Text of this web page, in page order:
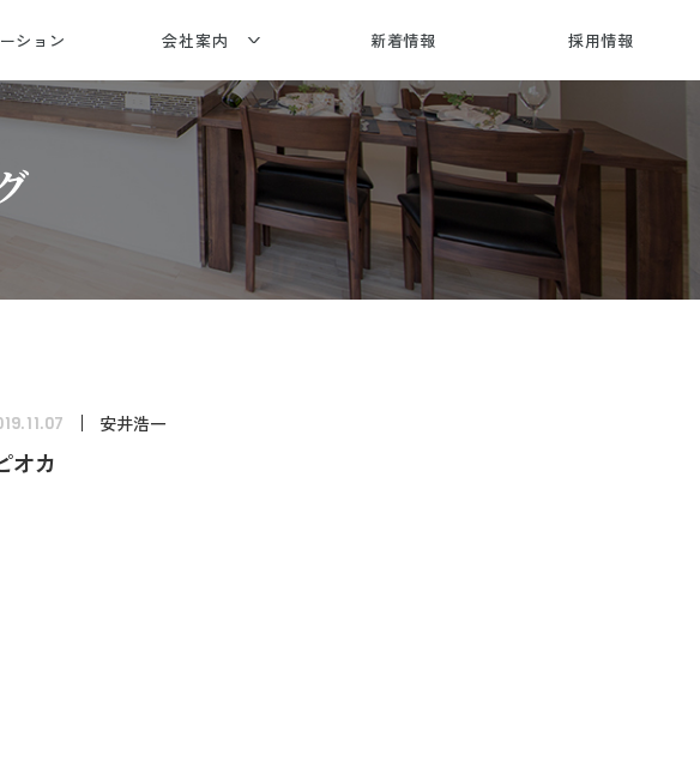
ション
会社案内
会社概要
受賞歴・メディア情報
総合建設
対応エリア
新着情報 採用情報
安井浩一
オカ